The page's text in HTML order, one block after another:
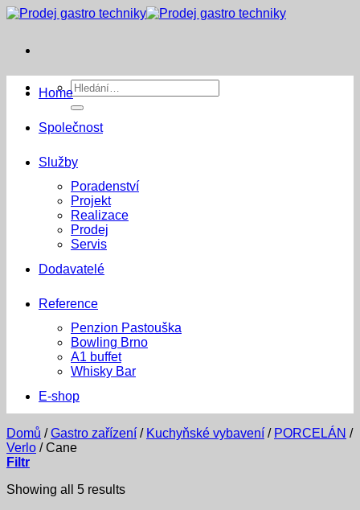
Přeskočit
Hledat:
Home
Společnost
Služby
Poradenství
Projekt
Realizace
Prodej
Servis
Dodavatelé
Reference
Penzion Pastouška
Bowling Brno
A1 buffet
Whisky Bar
E-shop
Domů / Gastro zařízení / Kuchyňské vybavení / PORCELÁN /
Verlo /Cane
Filtr
Showing all 5 resultsSorted